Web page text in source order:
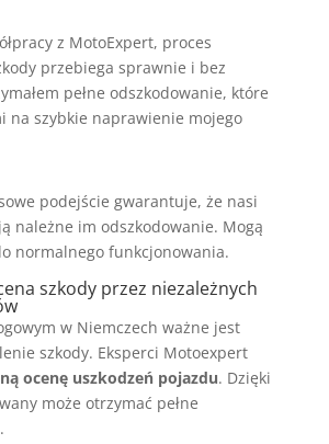
z MotoExpert, proces
przebiega sprawnie i bez
pełne odszkodowanie, które
na szybkie naprawienie mojego
podejście gwarantuje, że nasi
należne im odszkodowanie. Mogą
normalnego funkcjonowania.
szkody przez niezależnych
w Niemczech ważne jest
szkody. Eksperci Motoexpert
ocenę uszkodzeń pojazdu. Dzięki
może otrzymać pełne